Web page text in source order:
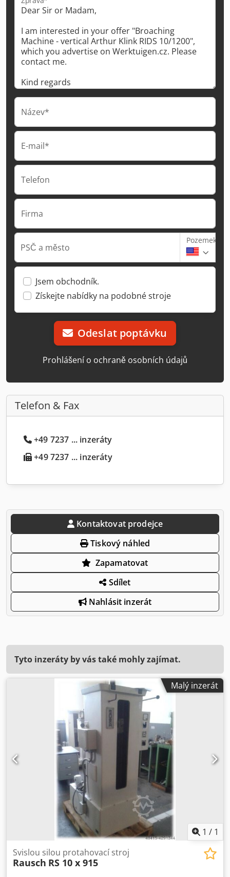
Název*
E-mail*
Telefon
Firma
PSČ a město
Pozemek
Jsem obchodník.
Získejte nabídky na podobné stroje
Odeslat poptávku
Prohlášení o ochraně osobních údajů
Telefon & Fax
+49 7237 ... inzeráty
+49 7237 ... inzeráty
Kontaktovat prodejce
Tiskový náhled
Zapamatovat
Sdílet
Nahlásit inzerát
Tyto inzeráty by vás také mohly zajímat.
Malý inzerát
1 / 1
Svislou silou protahovací stroj
Rausch RS 10 x 915